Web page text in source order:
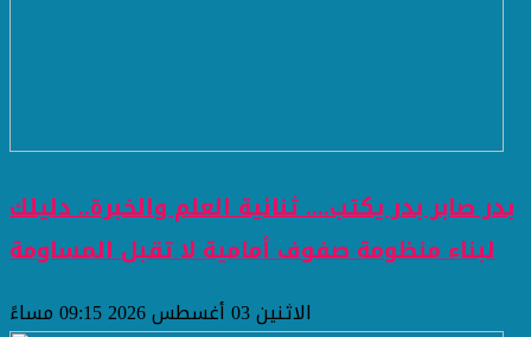
بدر صابر بدر يكتب.... ثنائية العلم والخبرة.. دليلك
لبناء منظومة صفوف أمامية لا تقبل المساومة
الاثنين 03 أغسطس 2026 09:15 مساءً